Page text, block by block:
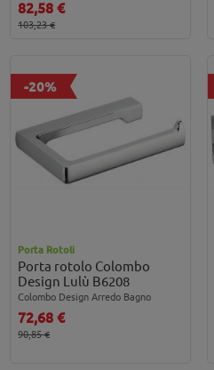
82,58 €
103,23 €
-20%
Porta Rotoli
Porta rotolo Colombo
Design Lulù B6208
Colombo Design Arredo Bagno
72,68 €
90,85 €